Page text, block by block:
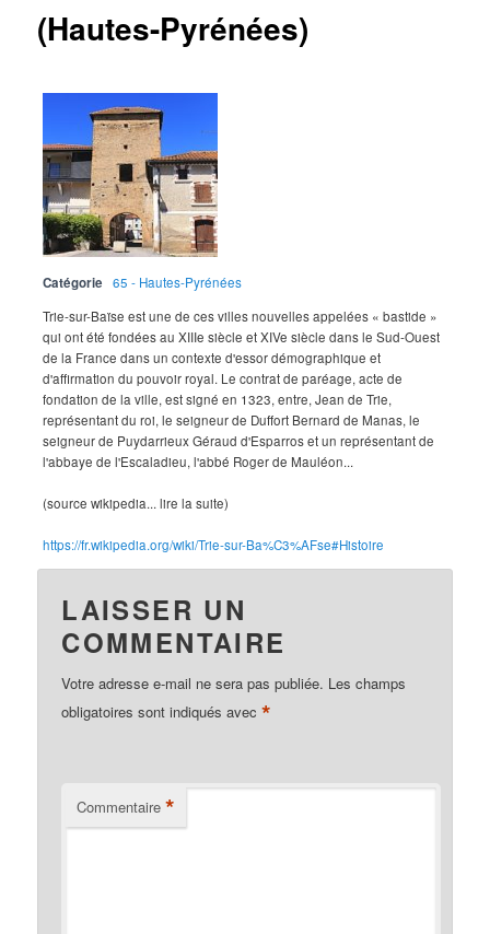
(Hautes-Pyrénées)
Catégorie
65 - Hautes-Pyrénées
Trie-sur-Baïse est une de ces villes nouvelles appelées « bastide »
qui ont été fondées au XIIIe siècle et XIVe siècle dans le Sud-Ouest
de la France dans un contexte d'essor démographique et
d'affirmation du pouvoir royal. Le contrat de paréage, acte de
fondation de la ville, est signé en 1323, entre, Jean de Trie,
représentant du roi, le seigneur de Duffort Bernard de Manas, le
seigneur de Puydarrieux Géraud d'Esparros et un représentant de
l'abbaye de l'Escaladieu, l'abbé Roger de Mauléon...
(source wikipedia... lire la suite)
https://fr.wikipedia.org/wiki/Trie-sur-Ba%C3%AFse#Histoire
LAISSER UN
COMMENTAIRE
Votre adresse e-mail ne sera pas publiée. Les champs
obligatoires sont indiqués avec*
Commentaire *